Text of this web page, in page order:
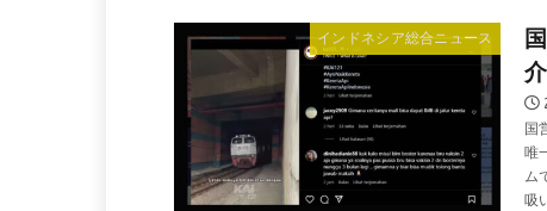
インドネシア総合ニュース
介
国
唯
ム
吸